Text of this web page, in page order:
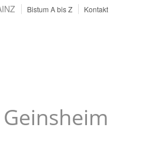
Bistum A bis Z Kontakt